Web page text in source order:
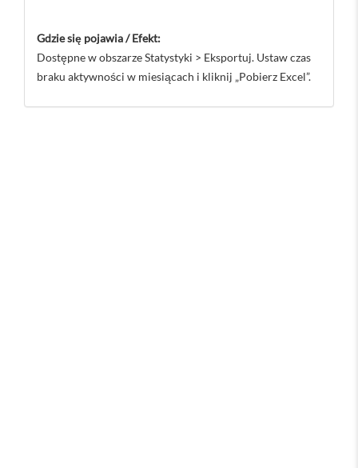
Gdzie się pojawia / Efekt:
Dostępne w obszarze Statystyki > Eksportuj. Ustaw czas
braku aktywności w miesiącach i kliknij „Pobierz Excel”.